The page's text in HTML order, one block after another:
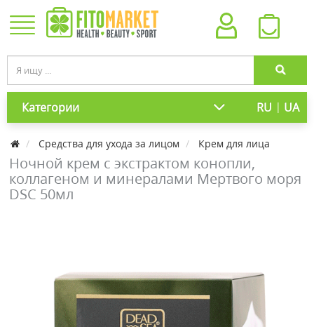
Категории RU | UA
Средства для ухода за лицом Крем для лица
Ночной крем с экстрактом конопли,
коллагеном и минералами Мертвого моря
DSC 50мл